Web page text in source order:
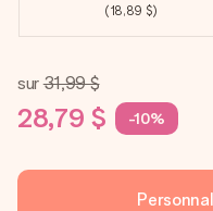
(18,89 $)
sur31,99 $
28,79 $ -10%